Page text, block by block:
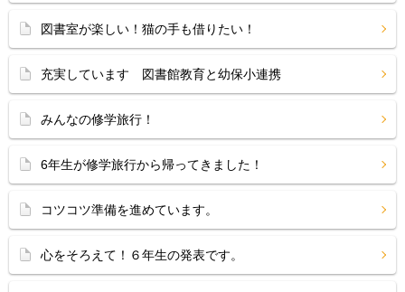
図書室が楽しい！猫の手も借りたい！
充実しています 図書館教育と幼保小連携
みんなの修学旅行！
6年生が修学旅行から帰ってきました！
コツコツ準備を進めています。
心をそろえて！６年生の発表です。